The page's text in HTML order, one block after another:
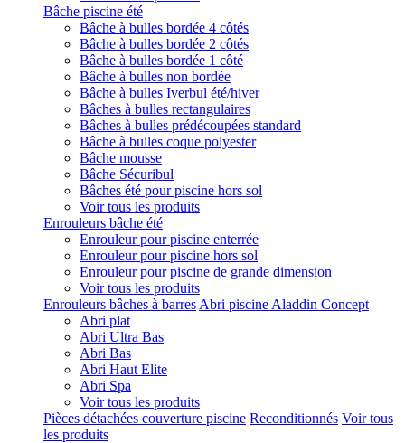
Bâche piscine été
Bâche à bulles bordée 4 côtés
Bâche à bulles bordée 2 côtés
Bâche à bulles bordée 1 côté
Bâche à bulles non bordée
Bâche à bulles Iverbul été/hiver
Bâches à bulles rectangulaires
Bâches à bulles prédécoupées standard
Bâche à bulles coque polyester
Bâche mousse
Bâche Sécuribul
Bâches été pour piscine hors sol
Voir tous les produits
Enrouleurs bâche été
Enrouleur pour piscine enterrée
Enrouleur pour piscine hors sol
Enrouleur pour piscine de grande dimension
Voir tous les produits
Enrouleurs bâches à barres Abri piscine Aladdin Concept
Abri plat
Abri Ultra Bas
Abri Bas
Abri Haut Elite
Abri Spa
Voir tous les produits
Pièces détachées couverture piscine Reconditionnés Voir tous
les produits